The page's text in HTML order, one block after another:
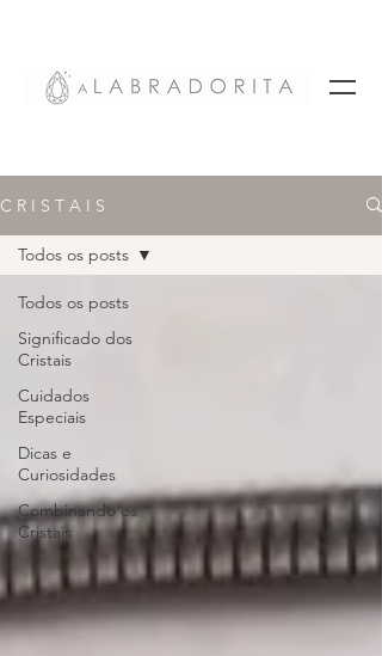
C R I S T A I S
Todos os posts
Significado dos
Cristais
Cuidados
Especiais
Dicas e
Curiosidades
Combinando os
Cristais
Todos os posts